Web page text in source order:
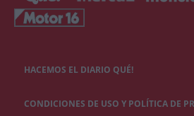
HACEMOS EL DIARIO QUÉ!
CONDICIONES DE USO Y POLÍTICA DE